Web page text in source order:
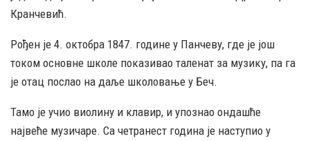
Кранчевић.
Рођен је 4. октобра 1847. године у Панчеву, где је још
током основне школе показивао таленат за музику, па га
је отац послао на даље школовање у Беч.
Тамо је учио виолину и клавир, и упознао ондашће
највеће музичаре. Са четранест година је наступио у